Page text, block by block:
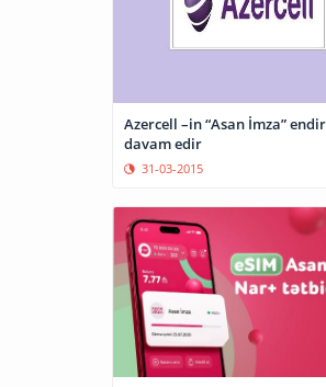
Azercell –in “Asan İmza”
davam edir
31-03-2015